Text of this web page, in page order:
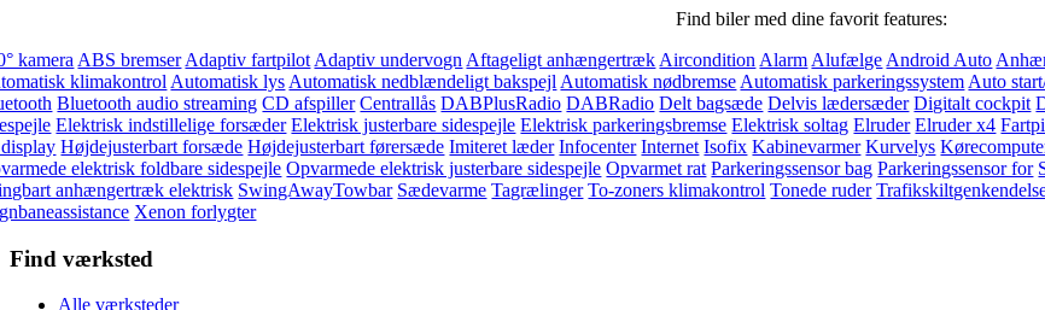
Find biler med dine favorit features:
kamera ABS bremser Adaptiv fartpilot Adaptiv undervogn Aftageligt anhængertræk Aircondition Alarm Alufælge Android Auto
klimakontrol Automatisk lys Automatisk nedblændeligt bakspejl Automatisk nødbremse Automatisk parkeringssystem Auto
Bluetooth audio streaming CD afspiller Centrallås DABPlusRadio DABRadio Delt bagsæde Delvis lædersæder Digitalt cockpit
Elektrisk indstillelige forsæder Elektrisk justerbare sidespejle Elektrisk parkeringsbremse Elektrisk soltag Elruder Elruder x4
Højdejusterbart forsæde Højdejusterbart førersæde Imiteret læder Infocenter Internet Isofix Kabinevarmer Kurvelys
elektrisk foldbare sidespejle Opvarmede elektrisk justerbare sidespejle Opvarmet rat Parkeringssensor bag Parkeringssensor for
anhængertræk elektrisk SwingAwayTowbar Sædevarme Tagrælinger To-zoners klimakontrol Tonede ruder
Xenon forlygter
Find værksted
Alle værksteder